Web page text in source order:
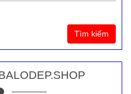
Tìm kiếm